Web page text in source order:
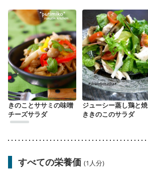
きのことササミの味噌
チーズサラダ
ジューシー蒸し鶏と焼
ききのこのサラダ
すべての栄養価 (1人分)